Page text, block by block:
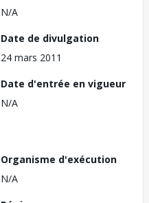
N/A
Date de divulgation
24 mars 2011
Date d'entrée en vigueur
N/A
Organisme d'exécution
N/A